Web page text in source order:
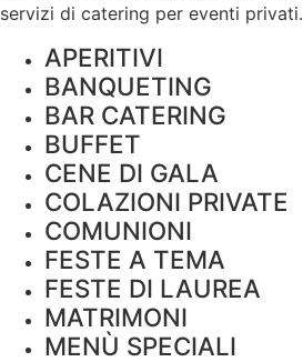
servizi di catering per eventi privati.
APERITIVI
BANQUETING
BAR CATERING
BUFFET
CENE DI GALA
COLAZIONI PRIVATE
COMUNIONI
FESTE A TEMA
FESTE DI LAUREA
MATRIMONI
MENÙ SPECIALI